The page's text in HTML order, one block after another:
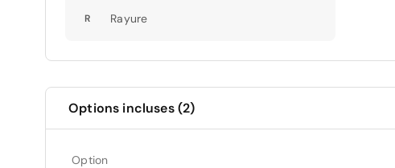
R Rayure
Options incluses (2)
Option